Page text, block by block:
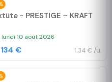
- PRESTIGE – KRAFT
10 août 2026
134 € 1.34 € /u.